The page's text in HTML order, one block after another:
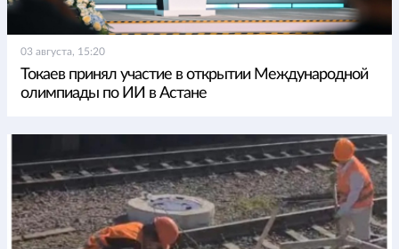
03 августа, 15:20
Токаев принял участие в открытии Международной
олимпиады по ИИ в Астане